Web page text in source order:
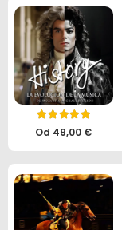
Oceniono
Od 49,00 €